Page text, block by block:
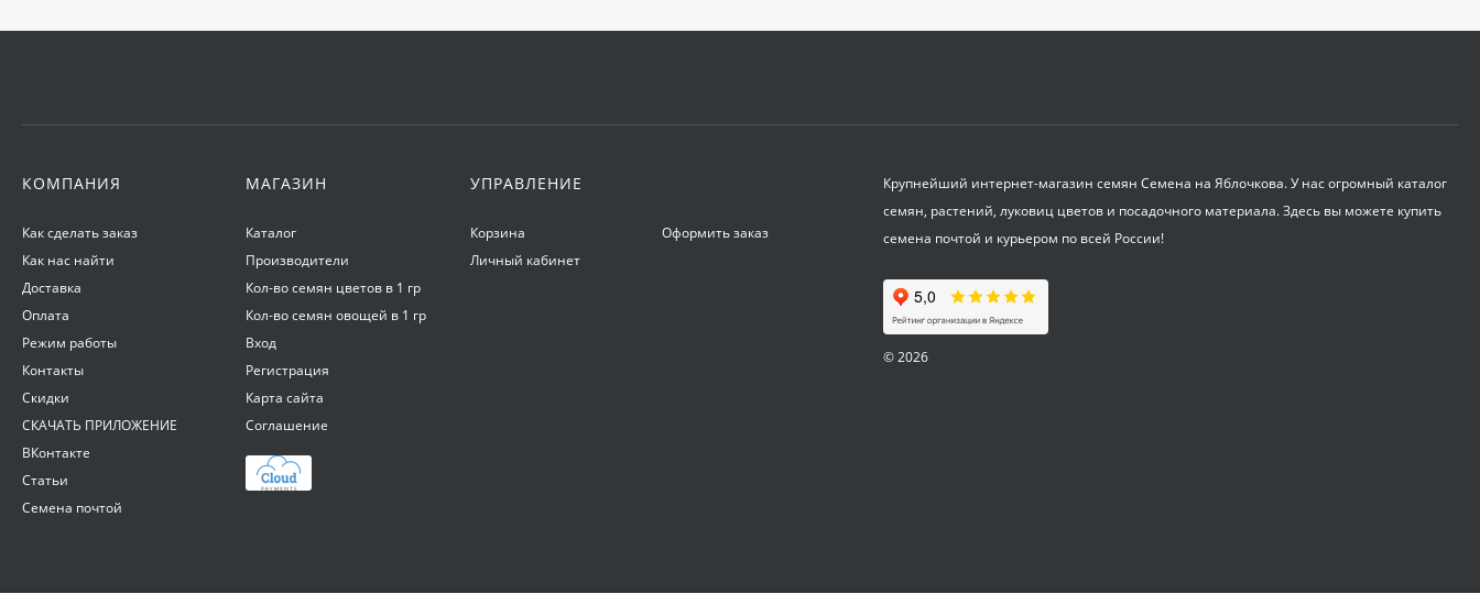
530
КОМПАНИЯ
Как сделать заказ
Как нас найти
Доставка
Оплата
Режим работы
Контакты
Скидки
СКАЧАТЬ ПРИЛОЖЕНИЕ
ВКонтакте
Статьи
Семена почтой
МАГАЗИН
Каталог
Производители
Кол-во семян цветов в 1 гр
Кол-во семян овощей в 1 гр
Вход
Регистрация
Карта сайта
Соглашение
УПРАВЛЕНИЕ
Корзина
Личный кабинет
Оформить заказ
Крупнейший интернет-магазин семян Семена на Яблочкова. У нас огромный каталог
семян, растений, луковиц цветов и посадочного материала. Здесь вы можете купить
семена почтой и курьером по всей России!
© 2026